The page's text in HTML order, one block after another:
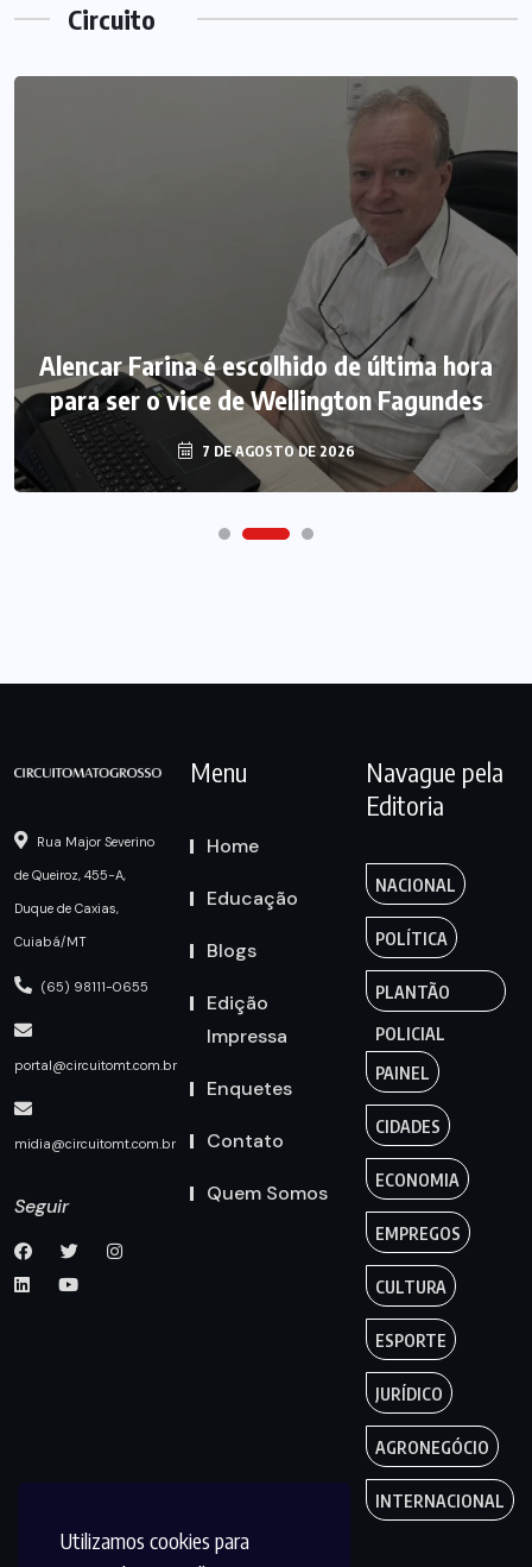
Utilizamos cookies para
Circuito
Alencar Farina é escolhido de última hora
para ser o vice de Wellington Fagundes
7 DE AGOSTO DE 2026
Rua Major Severino
de Queiroz, 455-A,
Duque de Caxias,
Cuiabá/MT
(65) 98111-0655
portal@circuitomt.com.br
midia@circuitomt.com.br
Seguir
Menu
Home
Educação
Blogs
Edição
Impressa
Enquetes
Contato
Quem Somos
Navague pela
Editoria
NACIONAL
POLÍTICA
PLANTÃO
POLICIAL
PAINEL
CIDADES
ECONOMIA
EMPREGOS
CULTURA
ESPORTE
JURÍDICO
AGRONEGÓCIO
INTERNACIONAL